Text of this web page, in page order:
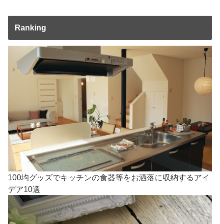
Ranking
100均グッズでキッチンの食器等をお洒落に収納するアイ
デア10選